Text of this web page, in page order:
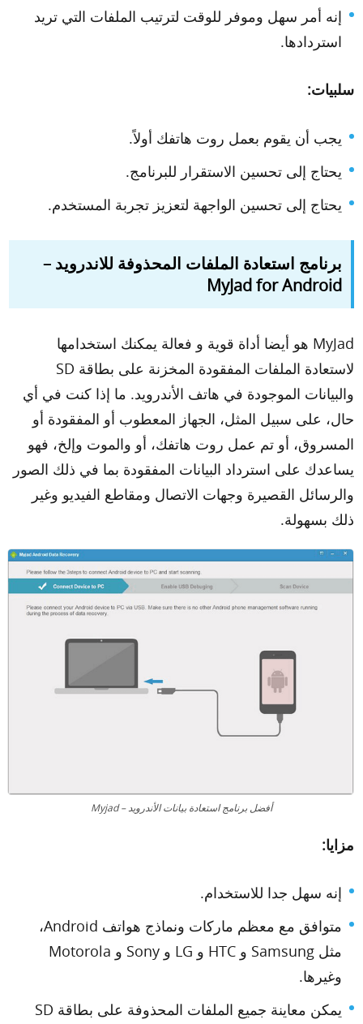
إنه أمر سهل وموفر للوقت لترتيب الملفات التي تريد
استردادها.
سلبيات:
يجب أن يقوم بعمل روت هاتفك أولاً.
يحتاج إلى تحسين الاستقرار للبرنامج.
يحتاج إلى تحسين الواجهة لتعزيز تجربة المستخدم.
برنامج استعادة الملفات المحذوفة للاندرويد –
MyJad for Android
MyJad هو أيضا أداة قوية و فعالة يمكنك استخدامها
لاستعادة الملفات المفقودة المخزنة على بطاقة SD
والبيانات الموجودة في هاتف الأندرويد. ما إذا كنت في أي
حال، على سبيل المثل، الجهاز المعطوب أو المفقودة أو
المسروق، أو تم عمل روت هاتفك، أو والموت وإلخ، فهو
يساعدك على استرداد البيانات المفقودة بما في ذلك الصور
والرسائل القصيرة وجهات الاتصال ومقاطع الفيديو وغير
ذلك بسهولة.
أفضل برنامج استعادة بيانات الأندرويد – Myjad
مزايا:
إنه سهل جدا للاستخدام.
متوافق مع معظم ماركات ونماذج هواتف Android،
مثل Samsung و HTC و LG و Sony و Motorola
وغيرها.
يمكن معاينة جميع الملفات المحذوفة على بطاقة SD